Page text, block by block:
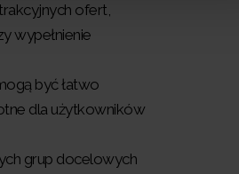
ofert,
wypełnienie
być łatwo
dla użytkowników
grup docelowych